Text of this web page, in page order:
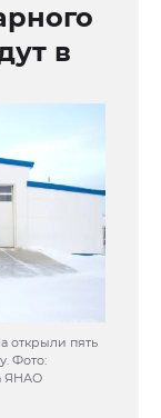
в
открыли пять
Фото:
ЯНАО